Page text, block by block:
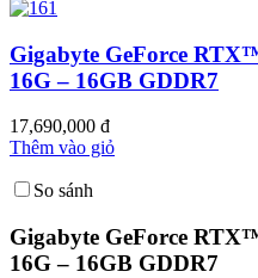
Gigabyte GeForce
16G – 16GB GDDR7
17,690,000 đ
Thêm vào giỏ
So sánh
Gigabyte GeForce
16G – 16GB GDDR7